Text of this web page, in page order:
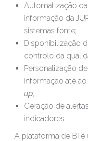
Automatização
informação da
sistemas fonte;
Disponibilização
controlo da
Personalização de
informação até
up;
Geração de
indicadores.
A plataforma de BI